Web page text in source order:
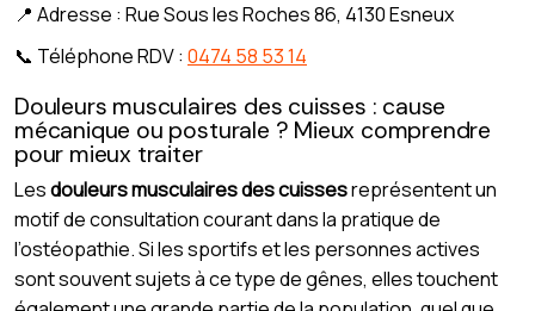
📍 Adresse : Rue Sous les Roches 86, 4130 Esneux
📞 Téléphone RDV : 0474 58 53 14
Douleurs musculaires des cuisses : cause
mécanique ou posturale ? Mieux comprendre
pour mieux traiter
Lesdouleurs musculaires des cuissesreprésentent un
motif de consultation courant dans la pratique de
l’ostéopathie. Si les sportifs et les personnes actives
sont souvent sujets à ce type de gênes, elles touchent